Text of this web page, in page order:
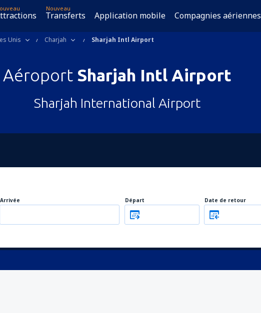
Nouveau
Transferts Application mobile Compagnies aériennes
Unis Charjah Sharjah Intl Airport
Aéroport Sharjah Intl Airport
Sharjah International Airport
Arrivée Départ Date de retour